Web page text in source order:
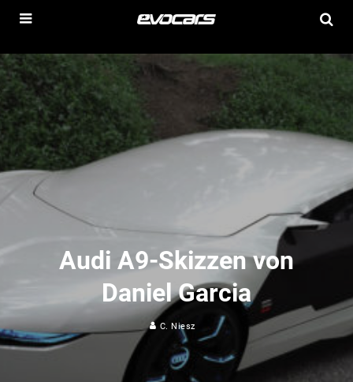
Audi A9-Skizzen von
Daniel Garcia
C. Niesz